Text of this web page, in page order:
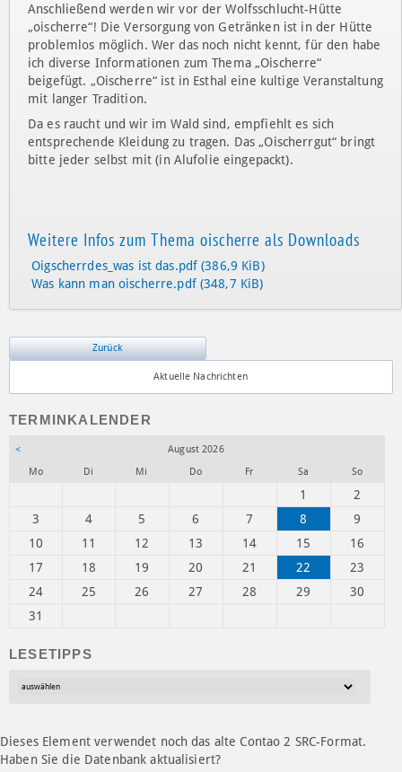
Anschließend werden wir vor der Wolfsschlucht-Hütte
„oischerre“! Die Versorgung von Getränken ist in der Hütte
problemlos möglich. Wer das noch nicht kennt, für den habe
ich diverse Informationen zum Thema „Oischerre“
beigefügt. „Oischerre“ ist in Esthal eine kultige Veranstaltung
mit langer Tradition.
Da es raucht und wir im Wald sind, empfiehlt es sich
entsprechende Kleidung zu tragen. Das „Oischerrgut“ bringt
bitte jeder selbst mit (in Alufolie eingepackt).
Weitere Infos zum Thema oischerre als Downloads
Oigscherrdes_was ist das.pdf(386,9 KiB)
Was kann man oischerre.pdf (348,7 KiB)
Zurück
Aktuelle Nachrichten
TERMINKALENDER
<
August 2026
Montag Di Mi Donnerstag Freitag Sa Sonntag
1
2
3
4 5 6 7 8
9
10
11 12 13 14 15
16
17
18 19 20 21 22
23
24
25 26 27 28 29
30
31
LESETIPPS
Dieses Element verwendet noch das alte Contao 2 SRC-Format.
Haben Sie die Datenbank aktualisiert?